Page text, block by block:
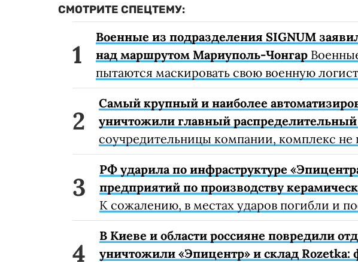
СМОТРИТЕ СПЕЦТЕМУ:
Военные из подразделения SIGNUM
над маршрутом Мариуполь-Чонгар
пытаются маскировать свою военную
Самый крупный и наиболее
уничтожили главный распределительный
соучредительницы компании, комплекс
РФ ударила по инфраструктуре
предприятий по производству
К сожалению, в местах ударов погибли и
В Киеве и области россияне повредили
уничтожили «Эпицентр» и склад Rozetka: